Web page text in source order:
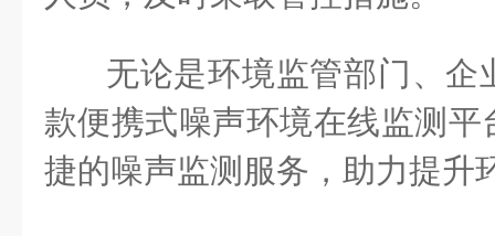
无论是环境监管部门、企
款便携式噪声环境在线监测
捷的噪声监测服务，助力提升